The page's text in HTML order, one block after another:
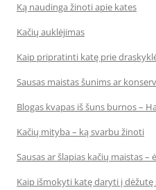
Ką naudinga žinoti apie kates
Kačių auklėjimas
Kaip pripratinti katę prie
Sausas maistas šunims ar
Blogas kvapas iš šuns burnos –
Kačių mityba – ką svarbu žinoti
Sausas ar šlapias kačių maistas –
Kaip išmokyti katę daryti į